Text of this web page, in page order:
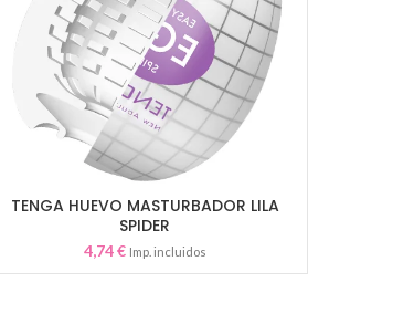
AÑADIR AL CARRITO
TENGA HUEVO MASTURBADOR LILA
SPIDER
4,74€ Imp. incluidos